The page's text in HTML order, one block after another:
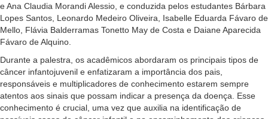
e Ana Claudia Morandi Alessio, e conduzida pelos estudantes Bárbara
Lopes Santos, Leonardo Medeiro Oliveira, Isabelle Eduarda Fávaro de
Mello, Flávia Balderramas Tonetto May de Costa e Daiane Aparecida
Fávaro de Alquino.
Durante a palestra, os acadêmicos abordaram os principais tipos de
câncer infantojuvenil e enfatizaram a importância dos pais,
responsáveis e multiplicadores de conhecimento estarem sempre
atentos aos sinais que possam indicar a presença da doença. Esse
conhecimento é crucial, uma vez que auxilia na identificação de